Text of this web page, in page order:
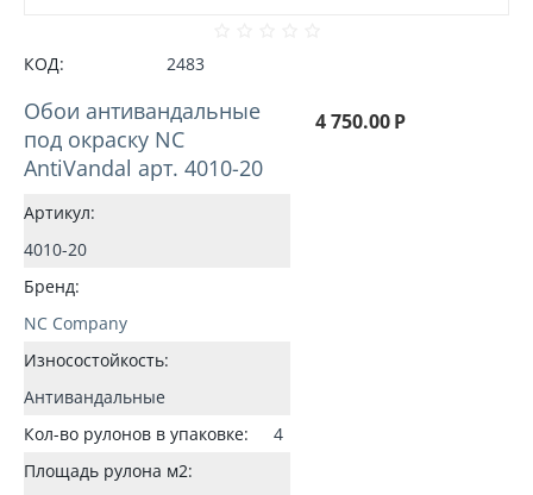
КОД: 2483
Обои антивандальные
под окраску NC
AntiVandal арт. 4010-20
Артикул:
4010-20
Бренд:
NC Company
Износостойкость:
Антивандальные
Кол-во рулонов в упаковке:
4
Площадь рулона м2:
4 750.00Р